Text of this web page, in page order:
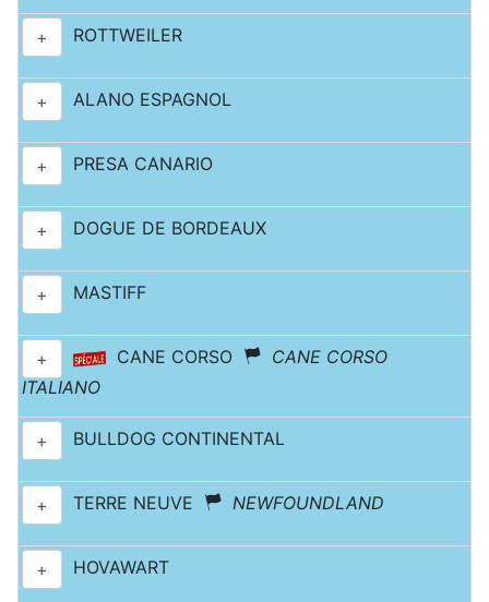
+ ROTTWEILER
+ ALANO ESPAGNOL
+ PRESA CANARIO
+ DOGUE DE BORDEAUX
+ MASTIFF
+ CANE CORSO
CANE CORSO
ITALIANO
+ BULLDOG CONTINENTAL
+ TERRE NEUVE NEWFOUNDLAND
+ HOVAWART